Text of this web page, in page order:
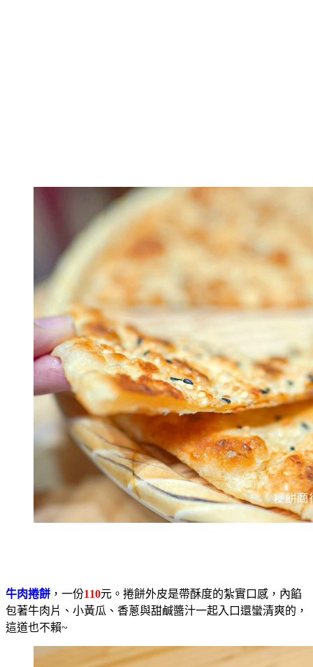
牛肉捲餅 ，一份110元。捲餅外皮是帶酥度的紮實口感，內餡
包著牛肉片、小黃瓜、香蔥與甜鹹醬汁一起入口還蠻清爽的，
這道也不賴~